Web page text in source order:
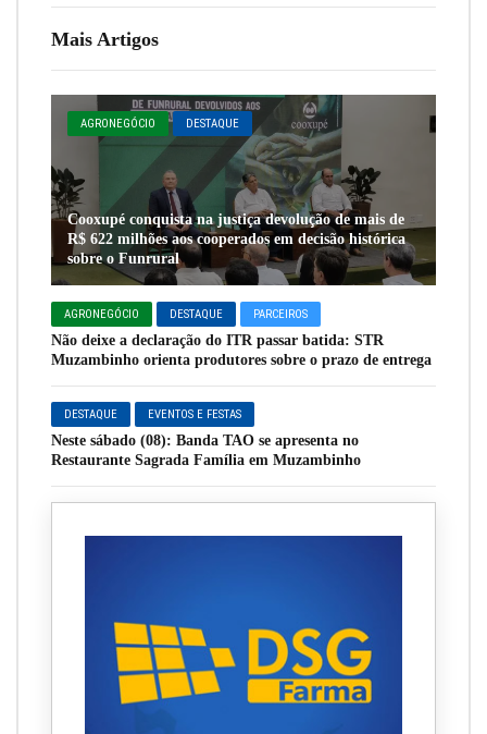
Mais Artigos
AGRONEGÓCIO DESTAQUE
Cooxupé conquista na justiça devolução de mais de
R$ 622 milhões aos cooperados em decisão histórica
sobre o Funrural
AGRONEGÓCIO DESTAQUE PARCEIROS
Não deixe a declaração do ITR passar batida: STR
Muzambinho orienta produtores sobre o prazo de entrega
DESTAQUE EVENTOS E FESTAS
Neste sábado (08): Banda TAO se apresenta no
Restaurante Sagrada Família em Muzambinho